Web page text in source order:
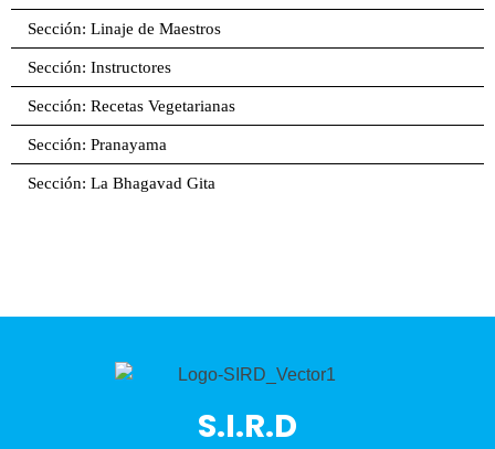
Sección: Linaje de Maestros
Sección: Instructores
Sección: Recetas Vegetarianas
Sección: Pranayama
Sección: La Bhagavad Gita
S.I.R.D